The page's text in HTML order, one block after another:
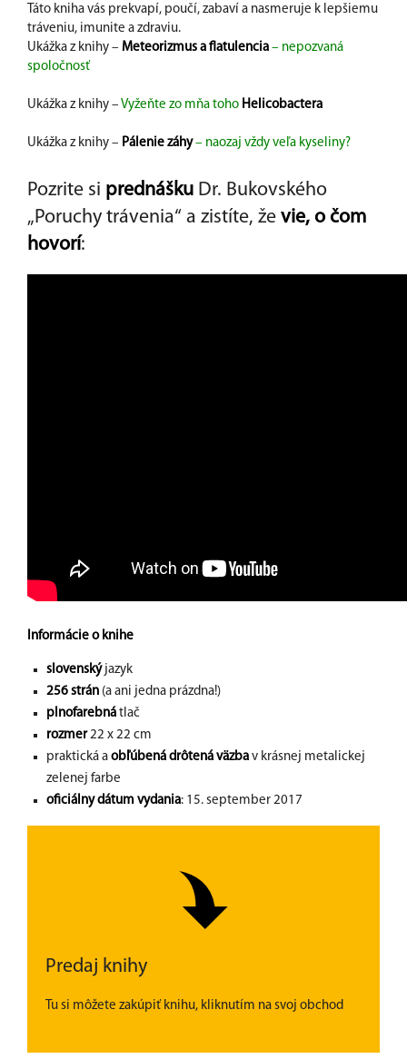
Táto kniha vás prekvapí, poučí, zabaví a nasmeruje k lepšiemu
tráveniu, imunite a zdraviu.
Ukážka z knihy – Meteorizmus a flatulencia – nepozvaná
spoločnosť
Ukážka z knihy – Vyžeňte zo mňa toho Helicobactera
Ukážka z knihy – Pálenie záhy– naozaj vždy veľa kyseliny?
Pozrite si prednášku Dr. Bukovského
„Poruchy trávenia“ a zistíte, že vie, o čom
hovorí:
Informácie o knihe
slovenský jazyk
256 strán (a ani jedna prázdna!)
plnofarebná tlač
rozmer22 x 22 cm
praktická a obľúbená drôtená väzba v krásnej metalickej
zelenej farbe
oficiálny dátum vydania: 15. september 2017
Predaj knihy
Tu si môžete zakúpiť knihu, kliknutím na svoj obchod